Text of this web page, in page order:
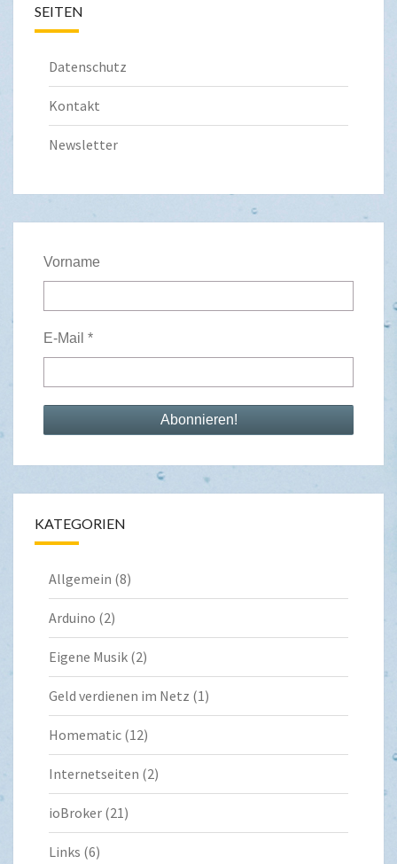
SEITEN
Datenschutz
Kontakt
Newsletter
Vorname
E-Mail *
KATEGORIEN
Allgemein (8)
Arduino (2)
Eigene Musik (2)
Geld verdienen im Netz (1)
Homematic (12)
Internetseiten (2)
ioBroker (21)
Links (6)